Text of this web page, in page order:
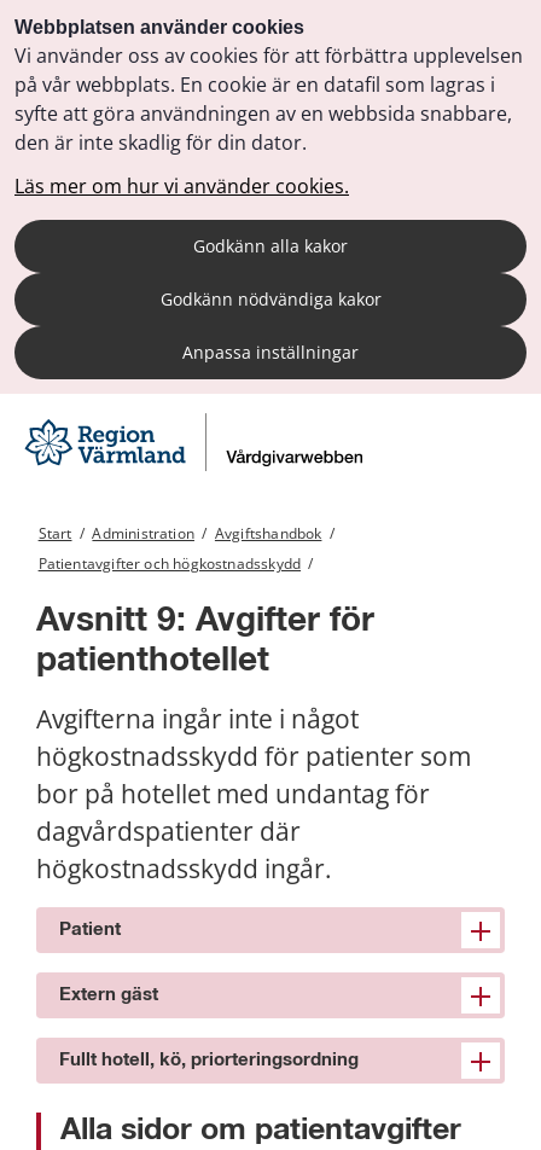
Webbplatsen använder cookies
Vi använder oss av cookies för att förbättra upplevelsen
på vår webbplats. En cookie är en datafil som lagras i
syfte att göra användningen av en webbsida snabbare,
den är inte skadlig för din dator.
Läs mer om hur vi använder cookies.
Godkänn alla kakor
Godkänn nödvändiga kakor
Anpassa inställningar
Start / Administration / Avgiftshandbok /
Patientavgifter och högkostnadsskydd /
Avsnitt 9: Avgifter för
patienthotellet
Avgifterna ingår inte i något
högkostnadsskydd för patienter som
bor på hotellet med undantag för
dagvårdspatienter där
högkostnadsskydd ingår.
Patient
Extern gäst
Fullt hotell, kö, priorteringsordning
Alla sidor om patientavgifter